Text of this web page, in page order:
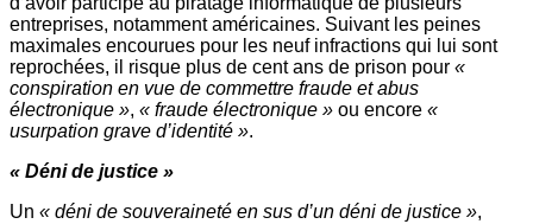
entreprises, notamment américaines. Suivant les peines
maximales encourues pour les neuf infractions qui lui sont
reprochées, il risque plus de cent ans de prison pour «
conspiration en vue de commettre fraude et abus
électronique », « fraude électronique » ou encore «
usurpation grave d’identité ».
« Déni de justice »
Un « déni de souveraineté en sus d’un déni de justice »,